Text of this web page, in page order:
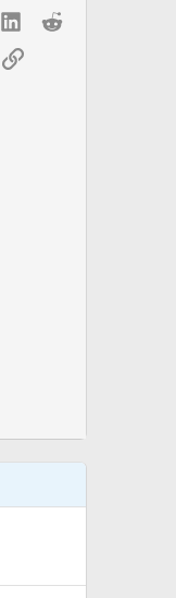
(Twitter)
LinkedIn
почта
Ссылка